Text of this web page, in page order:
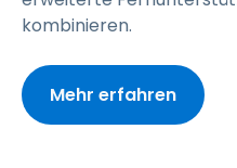
kombinieren.
Mehr erfahren